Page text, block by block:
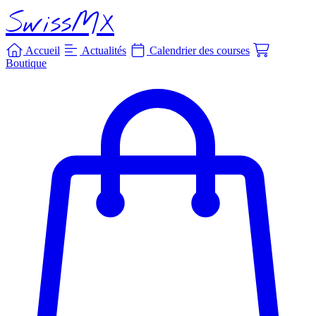
SwissMX
Accueil Actualités
Calendrier des courses
Boutique